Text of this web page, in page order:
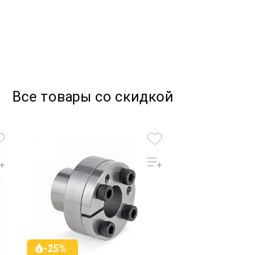
Все товары со скидкой
-25%